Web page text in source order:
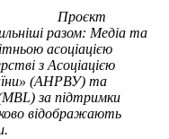
Проєкт
разом: Медіа та
асоціацією
з Асоціацією
(АНРВУ) та
за підтримки
відображають